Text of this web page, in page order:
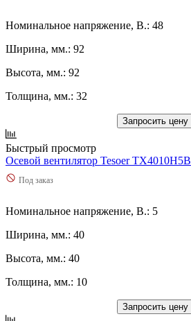
Номинальное напряжение, В.: 48
Ширина, мм.: 92
Высота, мм.: 92
Толщина, мм.: 32
Запросить цену
Быстрый просмотр
Осевой вентилятор Tesoer TX4010H5B
Под заказ
Номинальное напряжение, В.: 5
Ширина, мм.: 40
Высота, мм.: 40
Толщина, мм.: 10
Запросить цену